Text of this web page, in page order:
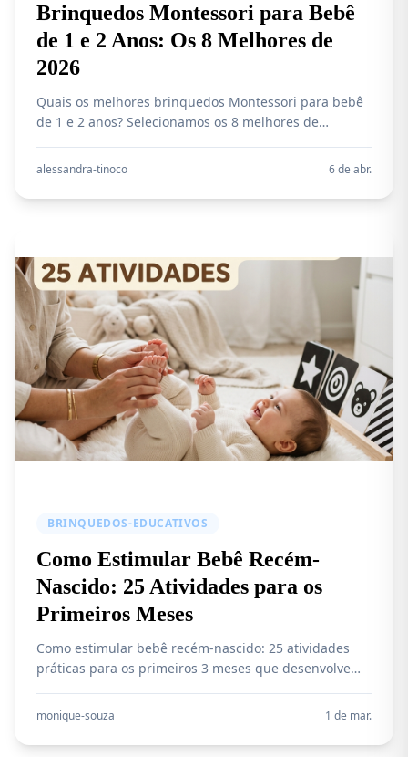
Brinquedos Montessori para Bebê
de 1 e 2 Anos: Os 8 Melhores de
2026
Quais os melhores brinquedos Montessori para bebê
de 1 e 2 anos? Selecionamos os 8 melhores de
caixa de permanência e mais. Veja qual vale a pena e
alessandra-tinoco 6 de abr.
BRINQUEDOS-EDUCATIVOS
Como Estimular Bebê Recém-
Nascido: 25 Atividades para os
Primeiros Meses
Como estimular bebê recém-nascido: 25 atividades
práticas para os primeiros 3 meses que desenvolvem
móbiles e mais.
monique-souza 1 de mar.